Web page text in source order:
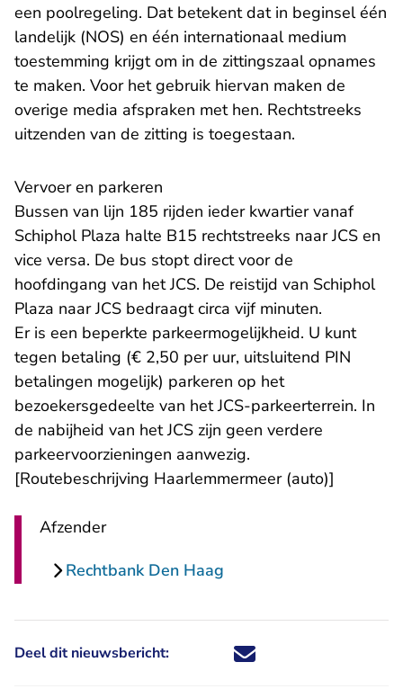
een poolregeling. Dat betekent dat in beginsel één
landelijk (NOS) en één internationaal medium
toestemming krijgt om in de zittingszaal opnames
te maken. Voor het gebruik hiervan maken de
overige media afspraken met hen. Rechtstreeks
uitzenden van de zitting is toegestaan.
Vervoer en parkeren
Bussen van lijn 185 rijden ieder kwartier vanaf
Schiphol Plaza halte B15 rechtstreeks naar JCS en
vice versa. De bus stopt direct voor de
hoofdingang van het JCS. De reistijd van Schiphol
Plaza naar JCS bedraagt circa vijf minuten.
Er is een beperkte parkeermogelijkheid. U kunt
tegen betaling (€ 2,50 per uur, uitsluitend PIN
betalingen mogelijk) parkeren op het
bezoekersgedeelte van het JCS-parkeerterrein. In
de nabijheid van het JCS zijn geen verdere
parkeervoorzieningen aanwezig.
[Routebeschrijving Haarlemmermeer (auto)]
Afzender
Rechtbank Den Haag
Deel dit nieuwsbericht: Deel dit nieuwsbericht via X -
Deel dit nieuwsbericht via
Deel dit nieuwsbericht
Deel dit